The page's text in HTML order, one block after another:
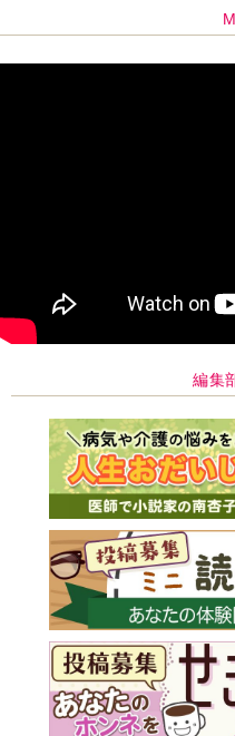
編集